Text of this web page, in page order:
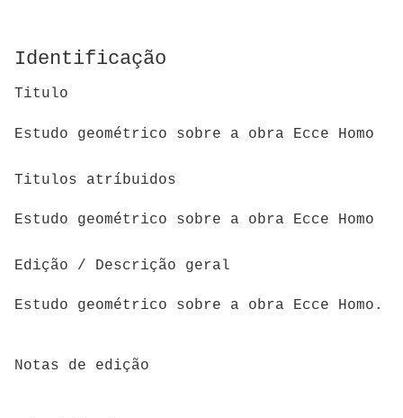
Identificação
Titulo
Estudo geométrico sobre a obra Ecce Homo
Titulos atríbuidos
Estudo geométrico sobre a obra Ecce Homo
Edição / Descrição geral
Estudo geométrico sobre a obra Ecce Homo.
Notas de edição